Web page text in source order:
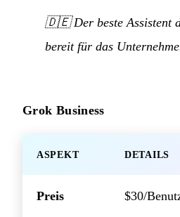
🇩🇪Der beste Assistent
bereit für das
Grok Business
ASPEKT DETAILS
Preis $30/